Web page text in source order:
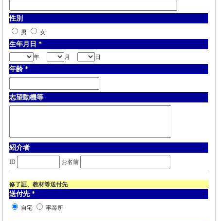
性別
男 女
生年月日 *
年 月 日
年齢 *
志望動機等
紹介者
ID お名前
修了証、教材等送付先
送付先 *
自宅 事業所